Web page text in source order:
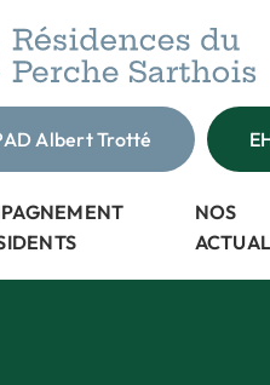
Albert Trotté
NOS